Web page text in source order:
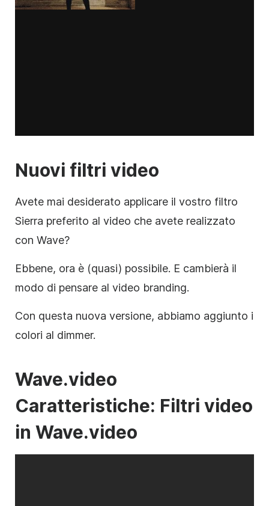
Nuovi filtri video
Avete mai desiderato applicare il vostro filtro
Sierra preferito al video che avete realizzato
con Wave?
Ebbene, ora è (quasi) possibile. E cambierà il
modo di pensare al video branding.
Con questa nuova versione, abbiamo aggiunto i
colori al dimmer.
Wave.video
Caratteristiche: Filtri video
in Wave.video